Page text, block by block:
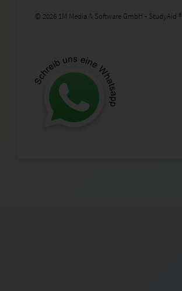
© 2026 1M Media & Software GmbH - StudyAid ®